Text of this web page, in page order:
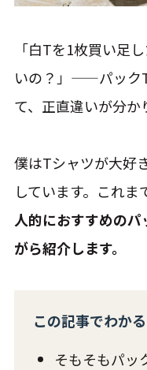
「白Tを1枚買い足
いの？」——パック
て、正直違いが分か
僕はTシャツが大好
しています。これま
人的におすすめの
がら紹介します。
この記事でわか
そもそもパッ